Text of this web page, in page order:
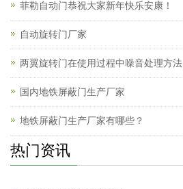
菲勒自动门恭祝大家新年快乐安康！
自动旋转门厂家
两翼旋转门在使用过程中噪音处理方法
国内地铁屏蔽门生产厂家
地铁屏蔽门生产厂家有哪些？
热门资讯